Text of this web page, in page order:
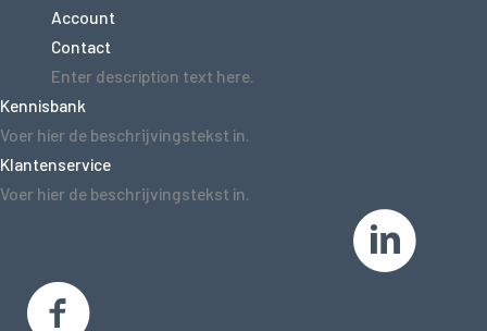
Account
Contact
Enter description text here.
Kennisbank
Voer hier de beschrijvingstekst in.
Klantenservice
Voer hier de beschrijvingstekst in.